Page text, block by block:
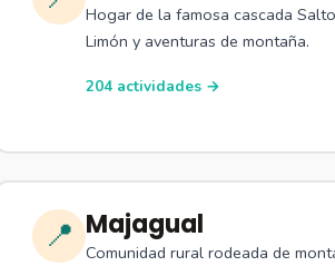
Hogar de la famosa cascada
Limón y aventuras de montaña.
204 actividades →
📍 Majagual
Comunidad rural rodeada de